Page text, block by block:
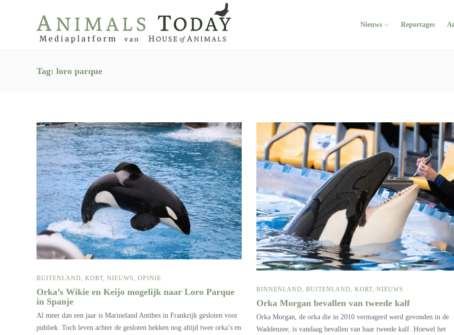
Nieuws Reportages
Tag: loro parque
BUITENLAND KORT NIEUWS OPINIE
Orka’s Wikie en Keijo mogelijk naar Loro Parque
in Spanje
Al meer dan een jaar is Marineland Antibes in Frankrijk gesloten voor
publiek. Toch leven achter de gesloten hekken nog altijd twee orka’s en
BINNENLAND, BUITENLAND, KORT, NIEUWS
Orka Morgan bevallen van tweede kalf
Orka Morgan, de orka die in 2010 vermagerd werd gevonden in de
Waddenzee, is vandaag bevallen van haar tweede kalf. Hoewel het